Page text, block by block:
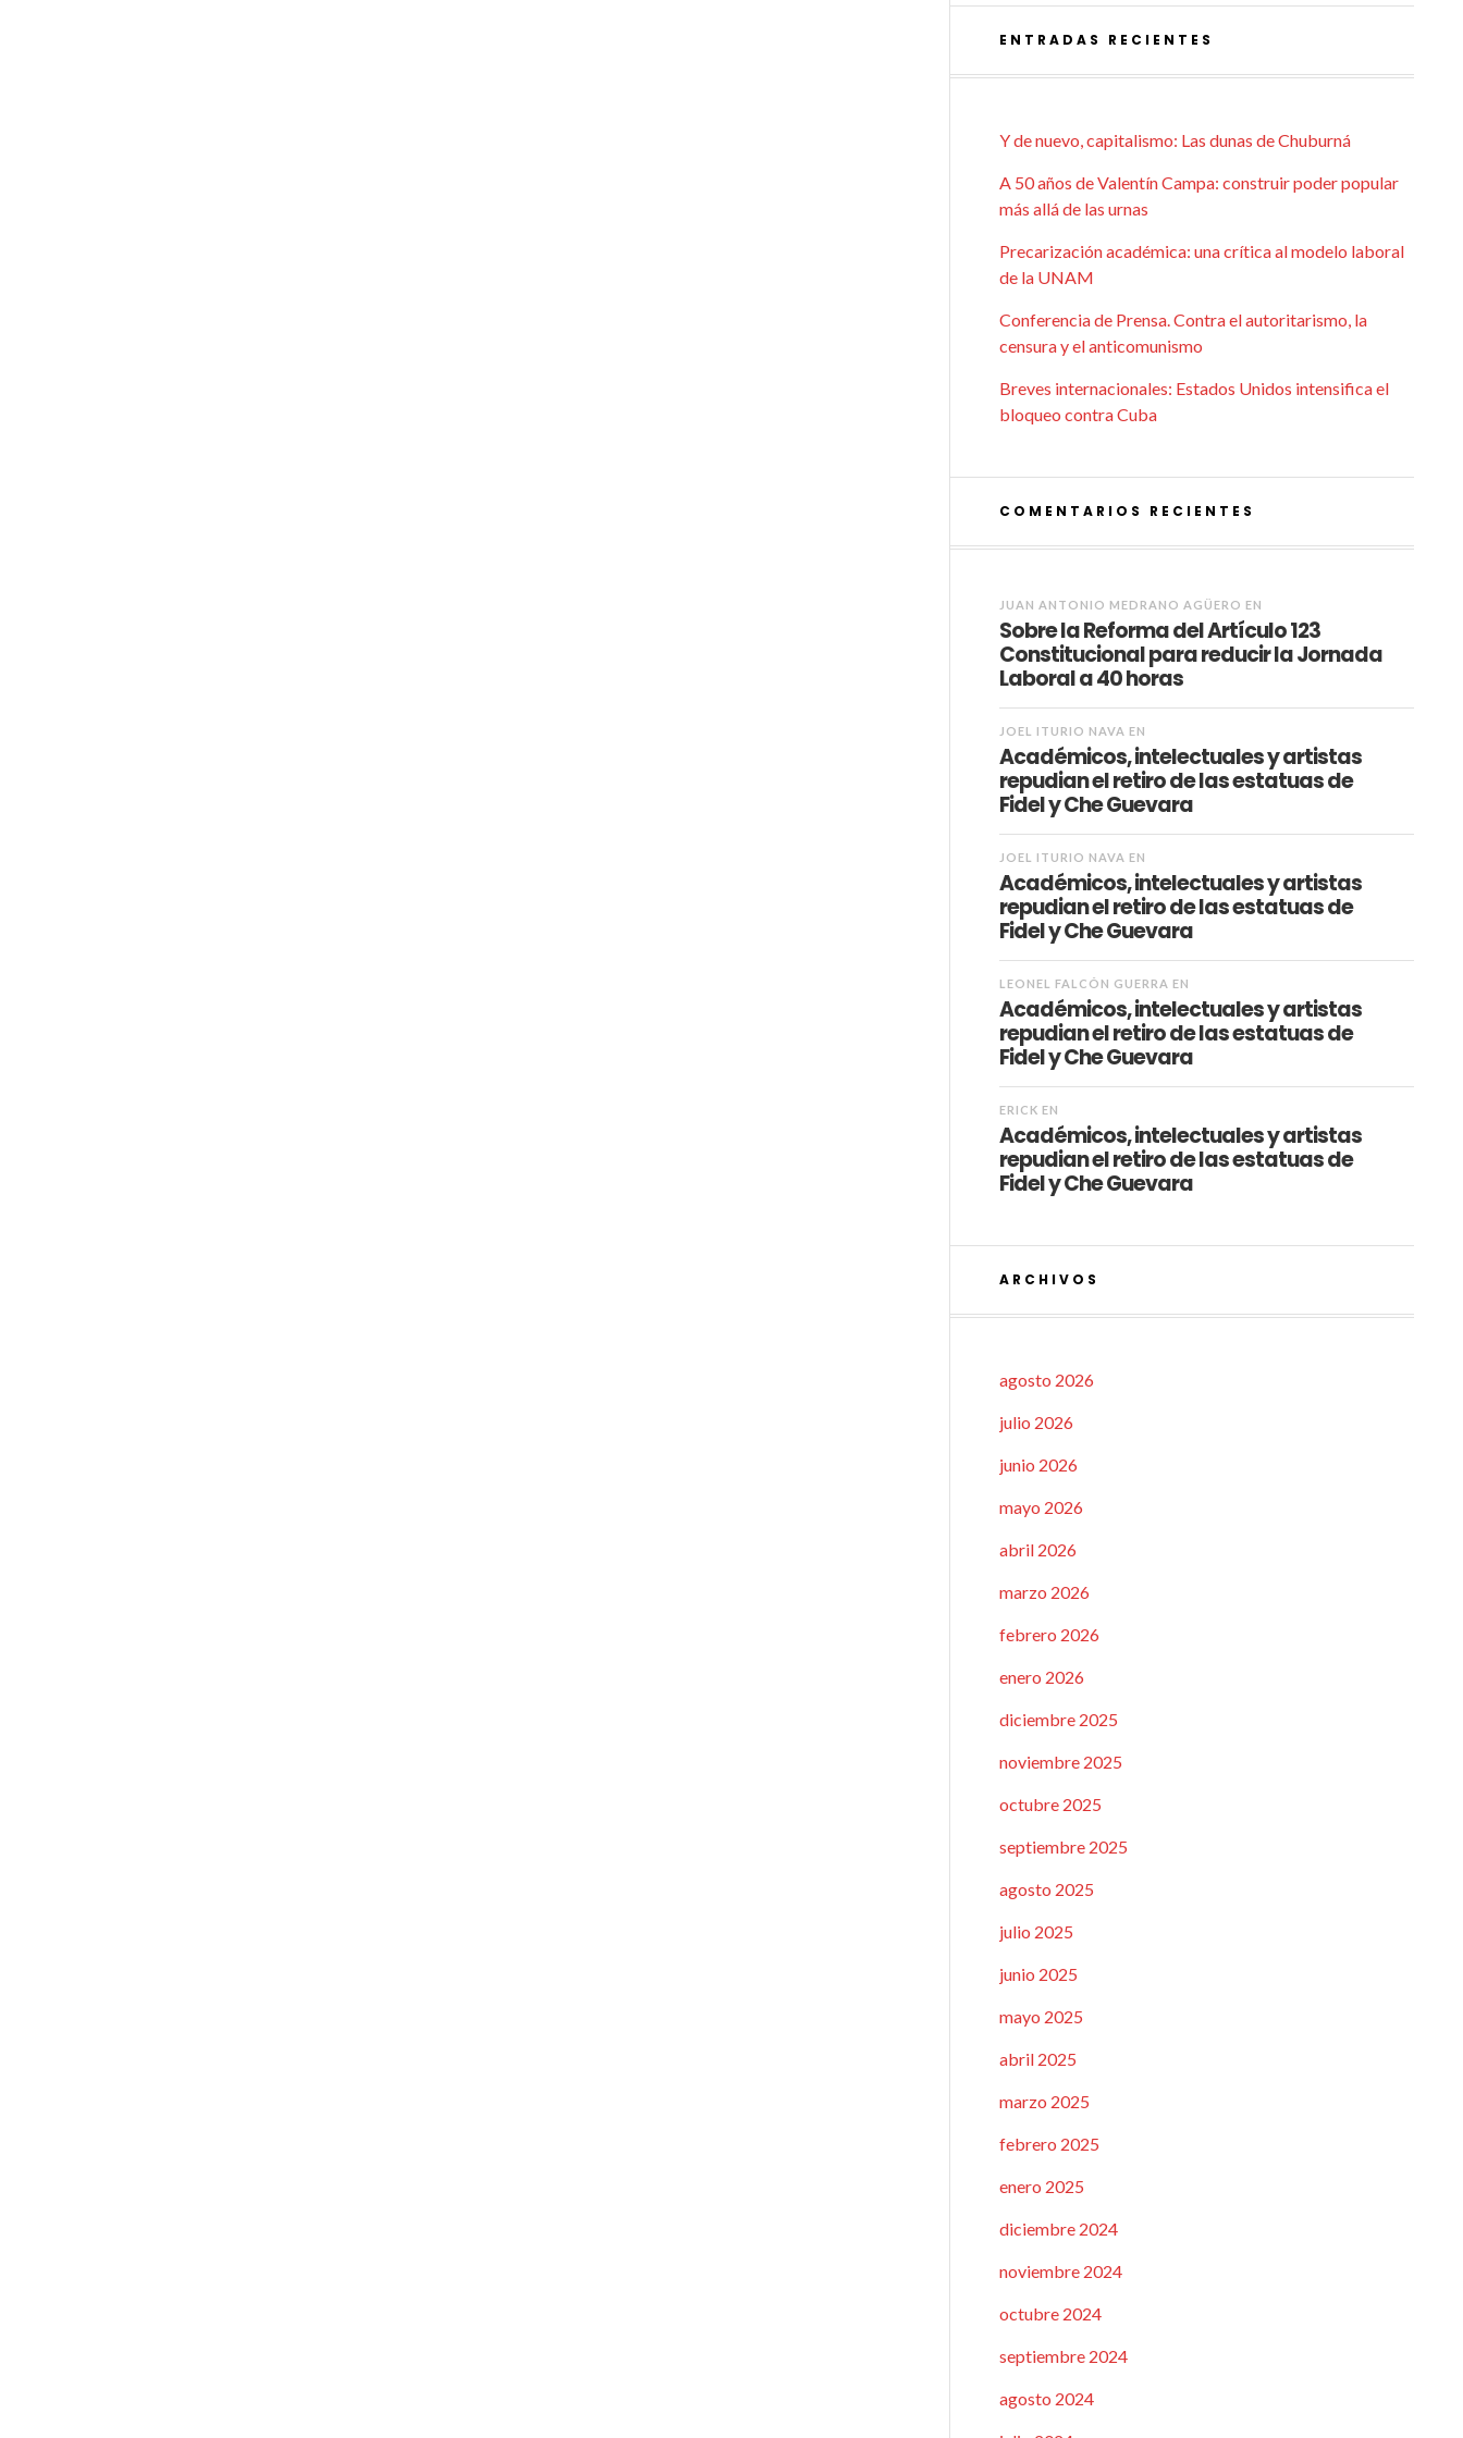
ENTRADAS RECIENTES
Y de nuevo, capitalismo: Las dunas de Chuburná
A 50 años de Valentín Campa: construir poder popular
más allá de las urnas
Precarización académica: una crítica al modelo laboral
de la UNAM
Conferencia de Prensa. Contra el autoritarismo, la
censura y el anticomunismo
Breves internacionales: Estados Unidos intensifica el
bloqueo contra Cuba
COMENTARIOS RECIENTES
JUAN ANTONIO MEDRANO AGÜERO EN
Sobre la Reforma del Artículo 123
Constitucional para reducir la Jornada
Laboral a 40 horas
JOEL ITURIO NAVA EN
Académicos, intelectuales y artistas
repudian el retiro de las estatuas de
Fidel y Che Guevara
JOEL ITURIO NAVA EN
Académicos, intelectuales y artistas
repudian el retiro de las estatuas de
Fidel y Che Guevara
LEONEL FALCÓN GUERRA EN
Académicos, intelectuales y artistas
repudian el retiro de las estatuas de
Fidel y Che Guevara
ERICK EN
Académicos, intelectuales y artistas
repudian el retiro de las estatuas de
Fidel y Che Guevara
ARCHIVOS
agosto 2026
julio 2026
junio 2026
mayo 2026
abril 2026
marzo 2026
febrero 2026
enero 2026
diciembre 2025
noviembre 2025
octubre 2025
septiembre 2025
agosto 2025
julio 2025
junio 2025
mayo 2025
abril 2025
marzo 2025
febrero 2025
enero 2025
diciembre 2024
noviembre 2024
octubre 2024
septiembre 2024
agosto 2024